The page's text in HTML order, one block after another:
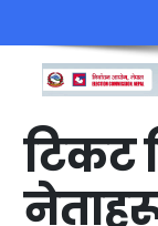
टिकट